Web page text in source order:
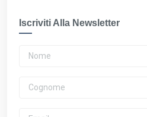
Iscriviti Alla Newsletter